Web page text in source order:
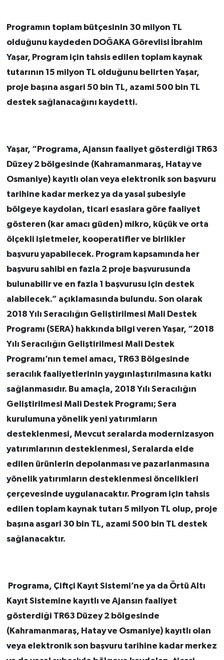
Programın toplam bütçesinin 30 milyon TL
olduğunu kaydeden DOĞAKA Görevlisi İbrahim
Yaşar, Program için tahsis edilen toplam kaynak
tutarının 15 milyon TL olduğunu belirten Yaşar,
proje başına asgari 50 bin TL, azami 500 bin TL
destek sağlanacağını kaydetti.
Yaşar, “Programa, Ajansın faaliyet gösterdiği TR63
Düzey 2 bölgesinde (Kahramanmaraş, Hatay ve
Osmaniye) kayıtlı olan veya elektronik son başvuru
tarihine kadar merkez ya da yasal şubesiyle
bölgeye kaydolan, ticari esaslara göre faaliyet
gösteren (kar amacı güden) mikro, küçük ve orta
ölçekli işletmeler, kooperatifler ve birlikler
başvuru yapabilecek. Program kapsamında her
başvuru sahibi en fazla 2 proje başvurusunda
bulunabilir ve en fazla 1 başvurusu için destek
alabilecek.” açıklamasında bulundu. Son olarak
2018 Yılı Seracılığın Geliştirilmesi Mali Destek
Programı (SERA) hakkında bilgi veren Yaşar, “2018
Yılı Seracılığın Geliştirilmesi Mali Destek
Programı’nın temel amacı, TR63 Bölgesinde
seracılık faaliyetlerinin yaygınlaştırılmasına katkı
sağlanmasıdır. Bu amaçla, 2018 Yılı Seracılığın
Geliştirilmesi Mali Destek Programı; Sera
kurulumuna yönelik yeni yatırımların
desteklenmesi, Mevcut seralarda modernizasyon
yatırımlarının desteklenmesi, Seralarda elde
edilen ürünlerin depolanması ve pazarlanmasına
yönelik yatırımların desteklenmesi öncelikleri
çerçevesinde uygulanacaktır. Program için tahsis
edilen toplam kaynak tutarı 5 milyon TL olup, proje
başına asgari 30 bin TL, azami 500 bin TL destek
sağlanacaktır.
Programa, Çiftçi Kayıt Sistemi’ne ya da Örtü Altı
Kayıt Sistemine kayıtlı ve Ajansın faaliyet
gösterdiği TR63 Düzey 2 bölgesinde
(Kahramanmaraş, Hatay ve Osmaniye) kayıtlı olan
veya elektronik son başvuru tarihine kadar merkez